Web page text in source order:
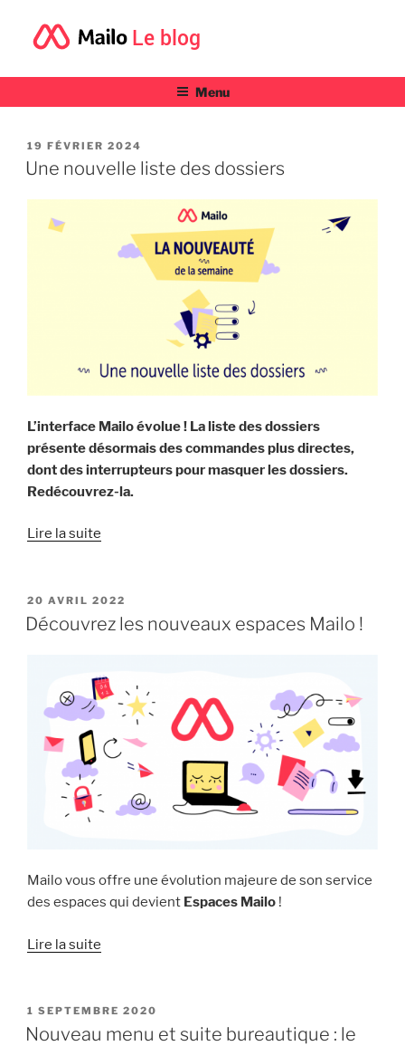
Le blog
Menu
PUBLIÉ
LE
19 FÉVRIER 2024
Une nouvelle liste des dossiers
L’interface Mailo évolue ! La liste des dossiers
présente désormais des commandes plus directes,
dont des interrupteurs pour masquer les dossiers.
Redécouvrez-la.
Lire la suite
des
dossiers »
PUBLIÉ
LE
20 AVRIL 2022
Découvrez les nouveaux espaces Mailo !
Mailo vous offre une évolution majeure de son service
des espaces qui devient Espaces Mailo !
Lire la suite
espaces
Mailo ! »
PUBLIÉ
LE
1 SEPTEMBRE 2020
Nouveau menu et suite bureautique : le